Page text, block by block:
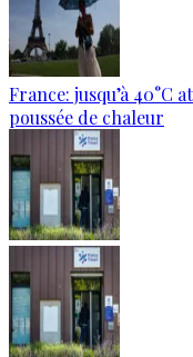
France: jusqu’à 40°C
poussée de chaleur